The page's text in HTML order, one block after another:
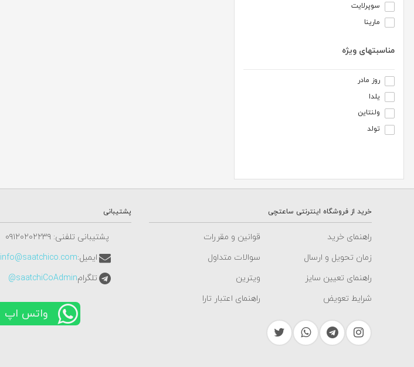
سوپرلایت
مارینا
مناسبتهای ویژه
روز مادر
یلدا
ولنتاین
تولد
خرید از فروشگاه اینترنتی ساعتچی
راهنمای خرید
قوانین و مقررات
زمان تحویل و ارسال
سوالات متداول
راهنمای تعیین سایز
ویترین
شرایط تعویض
راهنمای اعتبار تارا
پشتیبانی
پشتیبانی تلفنی: ٠٩١٢٠٢٠٢٢٣٩
ایمیل:info@saatchico.com
تلگرامsaatchiCoAdmin@
واتس اپ